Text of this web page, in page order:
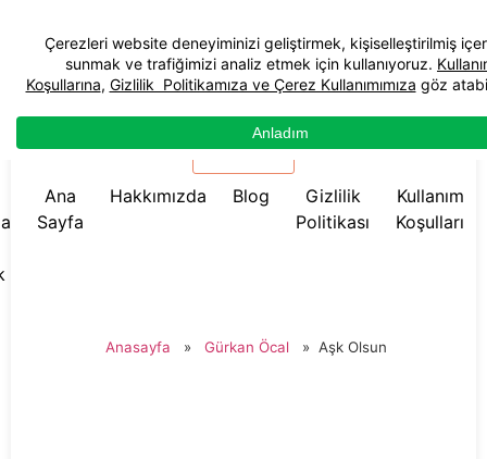
☰ Menü
Ana
Sayfa
Hakkımızda Blog
Gizlilik
Politikası
Kullanım
Koşulları
Anasayfa » Gürkan Öcal » Aşk Olsun